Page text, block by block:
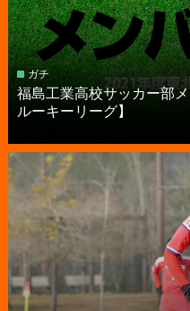
ガチ
福島工業高校サッカー部
ルーキーリーグ】